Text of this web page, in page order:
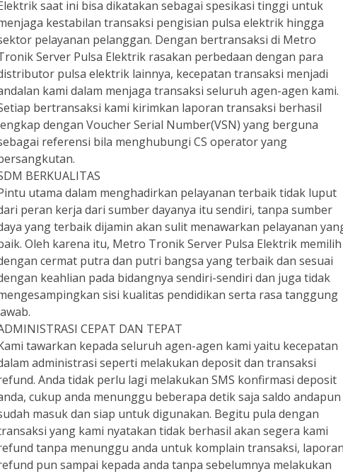
saat ini bisa dikatakan sebagai spesikasi tinggi untuk
kestabilan transaksi pengisian pulsa elektrik hingga
pelayanan pelanggan. Dengan bertransaksi di Metro
Server Pulsa Elektrik rasakan perbedaan dengan para
pulsa elektrik lainnya, kecepatan transaksi menjadi
kami dalam menjaga transaksi seluruh agen-agen kami.
bertransaksi kami kirimkan laporan transaksi berhasil
dengan Voucher Serial Number(VSN) yang berguna
referensi bila menghubungi CS operator yang
BERKUALITAS
utama dalam menghadirkan pelayanan terbaik tidak luput
peran kerja dari sumber dayanya itu sendiri, tanpa sumber
yang terbaik dijamin akan sulit menawarkan pelayanan
Oleh karena itu, Metro Tronik Server Pulsa Elektrik memilih
cermat putra dan putri bangsa yang terbaik dan sesuai
keahlian pada bidangnya sendiri-sendiri dan juga tidak
sisi kualitas pendidikan serta rasa tanggung
CEPAT DAN TEPAT
tawarkan kepada seluruh agen-agen kami yaitu kecepatan
administrasi seperti melakukan deposit dan transaksi
Anda tidak perlu lagi melakukan SMS konfirmasi deposit
cukup anda menunggu beberapa detik saja saldo andapun
masuk dan siap untuk digunakan. Begitu pula dengan
yang kami nyatakan tidak berhasil akan segera kami
tanpa menunggu anda untuk komplain transaksi, laporan
pun sampai kepada anda tanpa sebelumnya melakukan